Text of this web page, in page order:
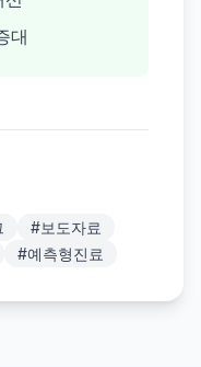
대
#보도자료
#예측형진료